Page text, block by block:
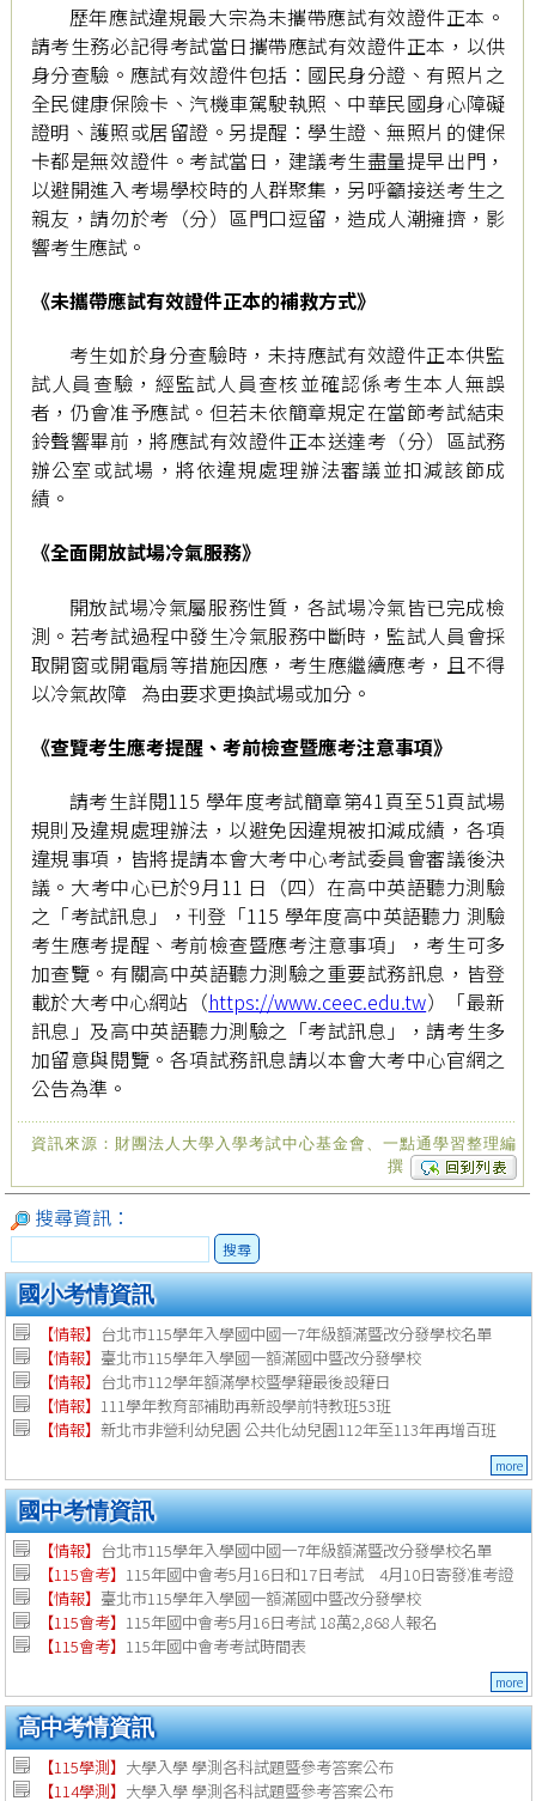
歷年應試違規最大宗為未攜帶應試有效證件正本。
請考生務必記得考試當日攜帶應試有效證件正本，以供
身分查驗。應試有效證件包括：國民身分證、有照片之
全民健康保險卡、汽機車駕駛執照、中華民國身心障礙
證明、護照或居留證。另提醒：學生證、無照片的健保
卡都是無效證件。考試當日，建議考生盡量提早出門，
以避開進入考場學校時的人群聚集，另呼籲接送考生之
親友，請勿於考（分）區門口逗留，造成人潮擁擠，影
響考生應試。
《未攜帶應試有效證件正本的補救方式》
考生如於身分查驗時，未持應試有效證件正本供監
試人員查驗，經監試人員查核並確認係考生本人無誤
者，仍會准予應試。但若未依簡章規定在當節考試結束
鈴聲響畢前，將應試有效證件正本送達考（分）區試務
辦公室或試場，將依違規處理辦法審議並扣減該節成
績。
《全面開放試場冷氣服務》
開放試場冷氣屬服務性質，各試場冷氣皆已完成檢
測。若考試過程中發生冷氣服務中斷時，監試人員會採
取開窗或開電扇等措施因應，考生應繼續應考，且不得
以冷氣故障 為由要求更換試場或加分。
《查覽考生應考提醒、考前檢查暨應考注意事項》
請考生詳閱115 學年度考試簡章第41頁至51頁試場
規則及違規處理辦法，以避免因違規被扣減成績，各項
違規事項，皆將提請本會大考中心考試委員會審議後決
議。大考中心已於9月11 日（四）在高中英語聽力測驗
之「考試訊息」，刊登「115 學年度高中英語聽力 測驗
考生應考提醒、考前檢查暨應考注意事項」，考生可多
加查覽。有關高中英語聽力測驗之重要試務訊息，皆登
載於大考中心網站（https://www.ceec.edu.tw）「最新
訊息」及高中英語聽力測驗之「考試訊息」，請考生多
加留意與閱覽。各項試務訊息請以本會大考中心官網之
公告為準。
資訊來源：財團法人大學入學考試中心基金會、一點通學習整理編
撰
搜尋資訊：
搜尋
國小考情資訊
【情報】 台北市115學年入學國中國一7年級額滿暨改分發學校名單
【情報】 臺北市115學年入學國一額滿國中暨改分發學校
【情報】 台北市112學年額滿學校暨學籍最後設籍日
【情報】 111學年教育部補助再新設學前特教班53班
【情報】新北市非營利幼兒園 公共化幼兒園112年至113年再增百班
more
國中考情資訊
【情報】 台北市115學年入學國中國一7年級額滿暨改分發學校名單
【115會考】 115年國中會考5月16日和17日考試 4月10日寄發准考證
【情報】 臺北市115學年入學國一額滿國中暨改分發學校
【115會考】 115年國中會考5月16日考試 18萬2,868人報名
【115會考】 115年國中會考考試時間表
more
高中考情資訊
【115學測】 大學入學 學測各科試題暨參考答案公布
【114學測】 大學入學 學測各科試題暨參考答案公布